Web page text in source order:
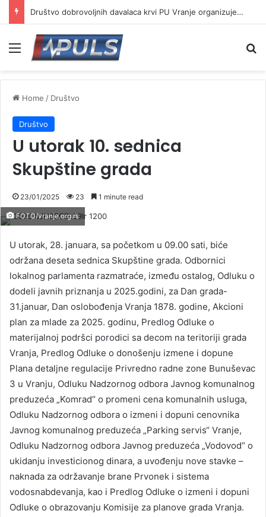
Društvo dobrovoljnih davalaca krvi PU Vranje organizuje akciju na Besnoj kobili
Menu
Home / Društvo
Društvo
U utorak 10. sednica
Skupštine grada
23/01/2025 23 1 minute read
FOTO/vranje.org.rs
U utorak, 28. januara, sa početkom u 09.00 sati, biće
održana deseta sednica Skupštine grada. Odbornici
lokalnog parlamenta razmatraće, između ostalog, Odluku o
dodeli javnih priznanja u 2025.godini, za Dan grada-
31.januar, Dan oslobođenja Vranja 1878. godine, Akcioni
plan za mlade za 2025. godinu, Predlog Odluke o
materijalnoj podršci porodici sa decom na teritoriji grada
Vranja, Predlog Odluke o donošenju izmene i dopune
Plana detaljne regulacije Privredno radne zone Bunuševac
3 u Vranju, Odluku Nadzornog odbora Javnog komunalnog
preduzeća „Komrad“ o promeni cena komunalnih usluga,
Odluku Nadzornog odbora o izmeni i dopuni cenovnika
Javnog komunalnog preduzeća „Parking servis“ Vranje,
Odluku Nadzornog odbora Javnog preduzeća „Vodovod“ o
ukidanju investicionog dinara, a uvođenju nove stavke –
naknada za održavanje brane Prvonek i sistema
vodosnabdevanja, kao i Predlog Odluke o izmeni i dopuni
Odluke o obrazovanju Komisije za planove grada Vranja.